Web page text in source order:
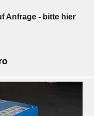
Anfrage- bitte hier